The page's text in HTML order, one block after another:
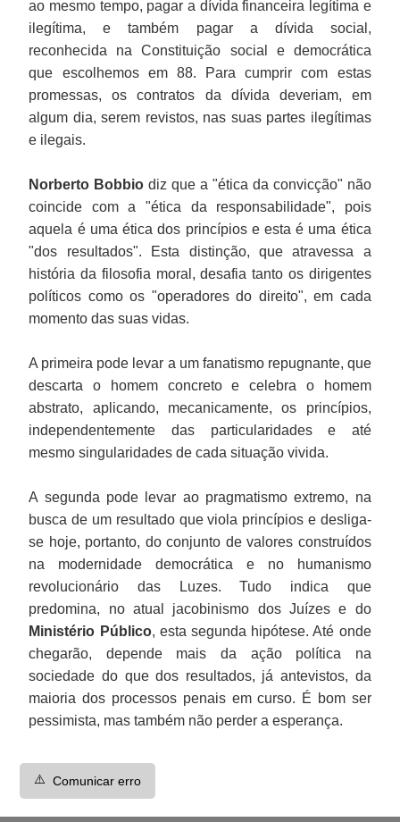
ao mesmo tempo, pagar a dívida financeira legítima e
ilegítima, e também pagar a dívida social,
reconhecida na Constituição social e democrática
que escolhemos em 88. Para cumprir com estas
promessas, os contratos da dívida deveriam, em
algum dia, serem revistos, nas suas partes ilegítimas
e ilegais.
Norberto Bobbio diz que a "ética da convicção" não
coincide com a "ética da responsabilidade", pois
aquela é uma ética dos princípios e esta é uma ética
"dos resultados". Esta distinção, que atravessa a
história da filosofia moral, desafia tanto os dirigentes
políticos como os "operadores do direito", em cada
momento das suas vidas.
A primeira pode levar a um fanatismo repugnante, que
descarta o homem concreto e celebra o homem
abstrato, aplicando, mecanicamente, os princípios,
independentemente das particularidades e até
mesmo singularidades de cada situação vivida.
A segunda pode levar ao pragmatismo extremo, na
busca de um resultado que viola princípios e desliga-
se hoje, portanto, do conjunto de valores construídos
na modernidade democrática e no humanismo
revolucionário das Luzes. Tudo indica que
predomina, no atual jacobinismo dos Juízes e do
Ministério Público, esta segunda hipótese. Até onde
chegarão, depende mais da ação política na
sociedade do que dos resultados, já antevistos, da
maioria dos processos penais em curso. É bom ser
pessimista, mas também não perder a esperança.
⚠️ Comunicar erro